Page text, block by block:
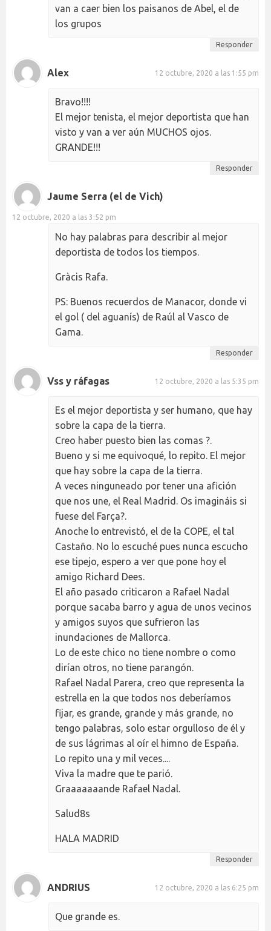
van a caer bien los paisanos de Abel, el de
los grupos
Responder
Alex 12 octubre, 2020 a las 1:55 pm
Bravo!!!!
El mejor tenista, el mejor deportista que han
visto y van a ver aún MUCHOS ojos.
GRANDE!!!
Responder
Jaume Serra (el de Vich)
12 octubre, 2020 a las 3:52 pm
No hay palabras para describir al mejor
deportista de todos los tiempos.
Gràcis Rafa.
PS: Buenos recuerdos de Manacor, donde vi
el gol ( del aguanís) de Raúl al Vasco de
Gama.
Responder
Vss y ráfagas 12 octubre, 2020 a las 5:35 pm
Es el mejor deportista y ser humano, que hay
sobre la capa de la tierra.
Creo haber puesto bien las comas ?.
Bueno y si me equivoqué, lo repito. El mejor
que hay sobre la capa de la tierra.
A veces ninguneado por tener una afición
que nos une, el Real Madrid. Os imagináis si
fuese del Farça?.
Anoche lo entrevistó, el de la COPE, el tal
Castaño. No lo escuché pues nunca escucho
ese tipejo, espero a ver que pone hoy el
amigo Richard Dees.
El año pasado criticaron a Rafael Nadal
porque sacaba barro y agua de unos vecinos
y amigos suyos que sufrieron las
inundaciones de Mallorca.
Lo de este chico no tiene nombre o como
dirían otros, no tiene parangón.
Rafael Nadal Parera, creo que representa la
estrella en la que todos nos deberíamos
fijar, es grande, grande y más grande, no
tengo palabras, solo estar orgulloso de él y
de sus lágrimas al oír el himno de España.
Lo repito una y mil veces....
Viva la madre que te parió.
Graaaaaaande Rafael Nadal.
Salud8s
HALA MADRID
Responder
ANDRIUS 12 octubre, 2020 a las 6:25 pm
Que grande es.